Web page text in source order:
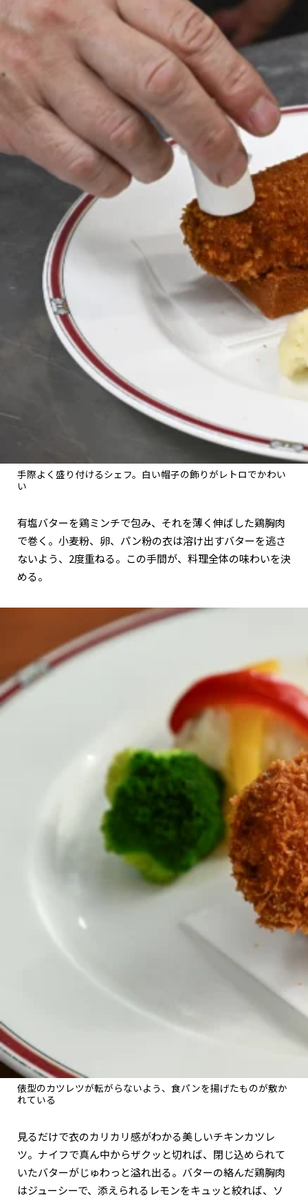
手際よく盛り付けるシェフ。白い帽子の飾りがレトロでかわい
い
有塩バターを鶏ミンチで包み、それを薄く伸ばした鶏胸肉
で巻く。小麦粉、卵、パン粉の衣は溶け出すバターを逃さ
ないよう、2度重ねる。この手間が、料理全体の味わいを決
める。
俵型のカツレツが転がらないよう、食パンを揚げたものが敷か
れている
見るだけで衣のカリカリ感がわかる美しいチキンカツレ
ツ。ナイフで真ん中からザクッと切れば、閉じ込められて
いたバターがじゅわっと溢れ出る。バターの絡んだ鶏胸肉
はジューシーで、添えられるレモンをキュッと絞れば、ソ